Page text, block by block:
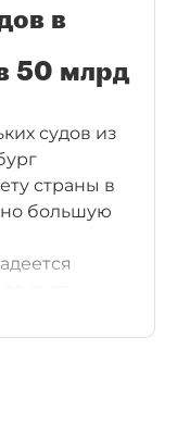
в
50 млрд
судов из
страны в
большую
судов